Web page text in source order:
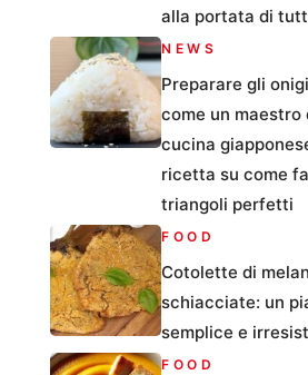
alla portata di
NEWS
Preparare gli
come un maestro
cucina
ricetta su come
triangoli perfetti
FOOD
Cotolette di
schiacciate: un
semplice e
FOOD